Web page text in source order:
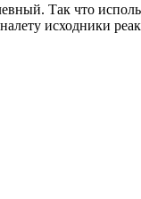
Так что
исходники